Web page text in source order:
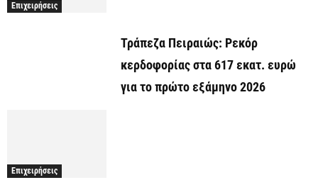
Επιχειρήσεις
Τράπεζα Πειραιώς: Ρεκόρ
κερδοφορίας στα 617 εκατ. ευρώ
για το πρώτο εξάμηνο 2026
Επιχειρήσεις